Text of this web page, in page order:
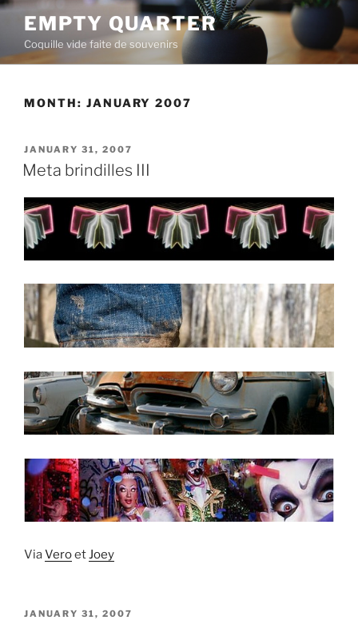
Skip
content
EMPTY QUARTER
Coquille vide faite de souvenirs
MONTH: JANUARY 2007
POSTED
ON
JANUARY 31, 2007
Meta brindilles III
ViaVeroetJoey
POSTED
JANUARY 31, 2007